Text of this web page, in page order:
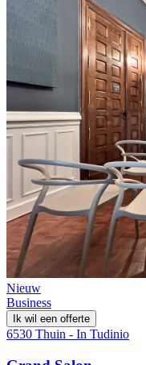
Nieuw
Business
Ik wil een offerte
6530 Thuin - In Tudinio